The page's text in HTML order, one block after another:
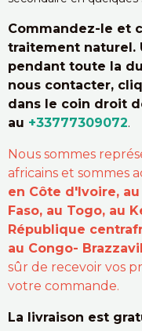
Commandez-le et
traitement naturel.
pendant toute la
nous contacter,
dans le coin droit
au +33777309072.
Nous sommes
africains et sommes
en Côte d'Ivoire,
Faso, au Togo, au
République
au Congo-
sûr de recevoir vos
votre commande.
La livraison est